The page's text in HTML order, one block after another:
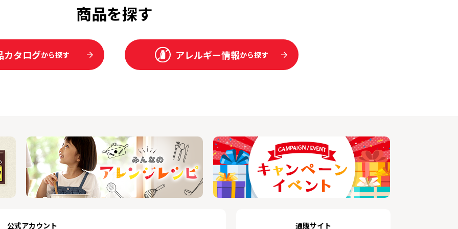
商品を探す
カタログから探す アレルギー情報から探す
公式アカウント 通販サイト